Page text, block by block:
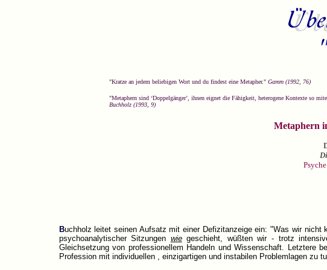
"Kratze an jedem beliebigen Wort und du findest eine Metapher." Gamm (1992, 76)
"Metaphern sind ‘Doppelgänger’, ihnen eignet die Fähigkeit, heterogene Kontexte so
Buchholz (1993, 9)
Metaphern
Buchholz leitet seinen Aufsatz mit einer Defizitanzeige ein: "Was wir nicht
psychoanalytischer Sitzungen wiegeschieht, wüßten wir - trotz
Gleichsetzung von professionellem Handeln und Wissenschaft. Letztere
Profession mit individuellen , einzigartigen und instabilen Problemlagen